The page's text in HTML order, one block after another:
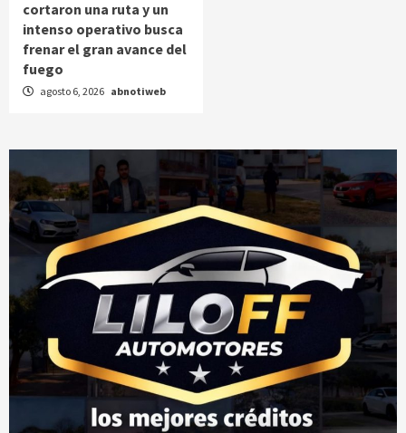
cortaron una ruta y un
intenso operativo busca
frenar el gran avance del
fuego
agosto 6, 2026 abnotiweb